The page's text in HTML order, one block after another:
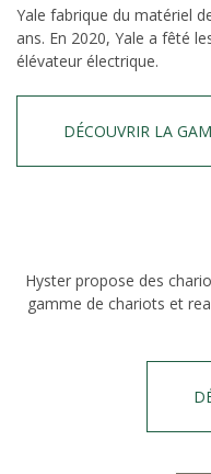
Yale fabrique du matériel
ans. En 2020, Yale a fêté
élévateur électrique.
DÉCOUVRIR LA
Hyster propose des
gamme de chariots et